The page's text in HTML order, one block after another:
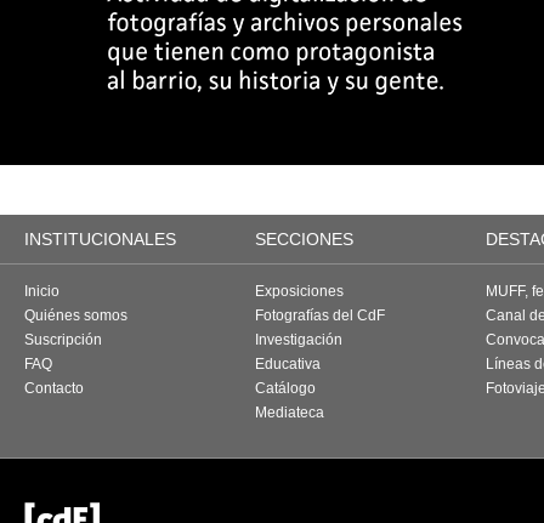
INSTITUCIONALES SECCIONES
Inicio
Quiénes somos
Suscripción
FAQ
Contacto
Exposiciones
Fotografías del CdF
Investigación
Educativa
Catálogo
Mediateca
MUFF,
Canal
Líneas